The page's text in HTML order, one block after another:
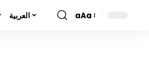
العربية
Font
aAa